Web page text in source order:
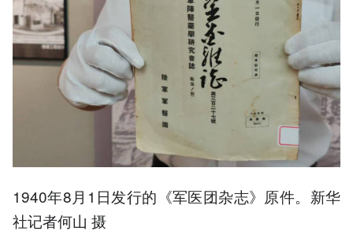
1940年8月1日发行的《军医团杂志》原件。新华
社记者何山 摄